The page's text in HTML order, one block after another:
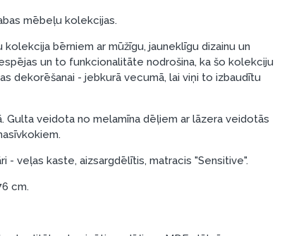
mēbeļu kolekcijas.
bērniem ar mūžīgu, jauneklīgu dizainu un
un to funkcionalitāte nodrošina, ka šo kolekciju
dekorēšanai - jebkurā vecumā, lai viņi to izbaudītu
Gulta veidota no melamīna dēļiem ar lāzera veidotās
- veļas kaste, aizsargdēlītis, matracis "Sensitive".
cm.